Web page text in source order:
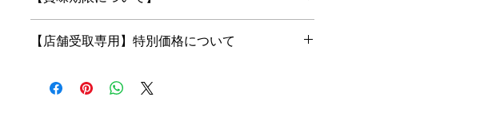
当店はお客様にご注文を頂いてからメーカー最新ロット
【店舗受取専用】特別価格について
トで「店舗受取」をご選択ください